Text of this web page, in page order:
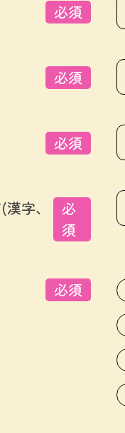
必須
必須
必須
字、
必
須
必須